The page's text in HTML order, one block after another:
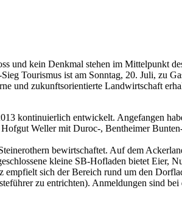
und kein Denkmal stehen im Mittelpunkt
Tourismus ist am Sonntag, 20. Juli, zu
und zukunftsorientierte Landwirtschaft
kontinuierlich entwickelt. Angefangen
Weller mit Duroc-, Bentheimer
bewirtschaftet. Auf dem
kleine SB-Hofladen bietet
sich der Bereich rund um den
zu entrichten). Anmeldungen sind